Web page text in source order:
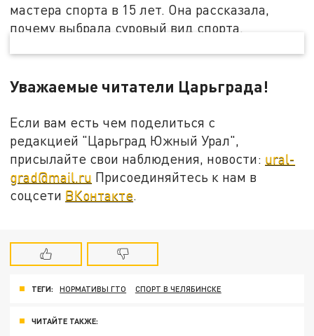
мастера спорта в 15 лет. Она рассказала,
почему выбрала суровый вид спорта.
Уважаемые читатели Царьграда!
Если вам есть чем поделиться с
редакцией "Царьград Южный Урал",
присылайте свои наблюдения, новости: ural-
grad@mail.ru Присоединяйтесь к нам в
соцсети ВКонтакте
ТЕГИ: НОРМАТИВЫ ГТО СПОРТ В ЧЕЛЯБИНСКЕ
ЧИТАЙТЕ ТАКЖЕ: